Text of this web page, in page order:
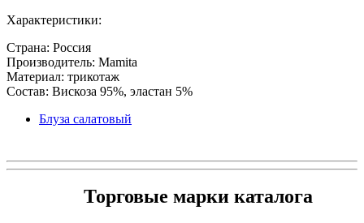
Характеристики:
Страна: Россия
Производитель: Mamita
Материал: трикотаж
Состав: Вискоза 95%, эластан 5%
Блуза салатовый
Торговые марки каталога